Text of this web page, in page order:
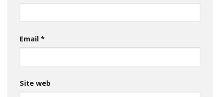
Email *
Site web